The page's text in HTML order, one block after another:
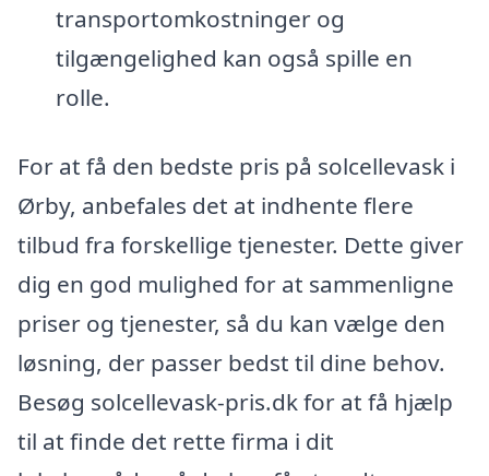
transportomkostninger og
tilgængelighed kan også spille en
rolle.
For at få den bedste pris på solcellevask i
Ørby, anbefales det at indhente flere
tilbud fra forskellige tjenester. Dette giver
dig en god mulighed for at sammenligne
priser og tjenester, så du kan vælge den
løsning, der passer bedst til dine behov.
Besøg solcellevask-pris.dk for at få hjælp
til at finde det rette firma i dit